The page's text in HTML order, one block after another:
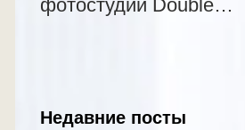
фотостудии DoubleM
Недавние посты